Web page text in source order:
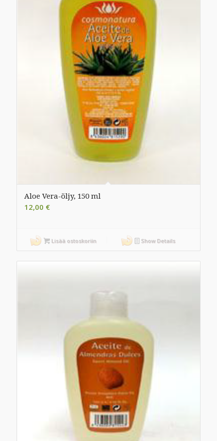
Aloe Vera-öljy, 150 ml
12,00 €
Lisää ostoskoriin Show Details